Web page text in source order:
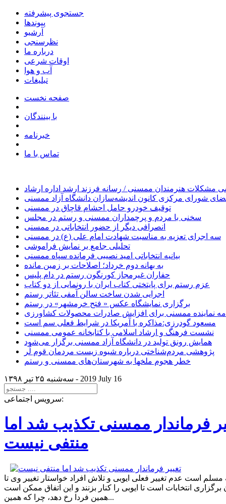
جستجوی پیشرفته
پیوندها
آرشیو
نظرسنجی
درباره ما
اوقات شرعی
آب و هوا
تبلیغات
صفحه نخست
با بینندگان
خبرنامه
تماس با ما
مشکلات هنرمندان ممسنی / رسانه فرزند ارشد اداره ارشاد
شورای مرکزی کانون اندیشه‌سازان دانشگاه آزاد ممسنی
توقیف خودرو حامل احشام قاچاق در ممسنی
سخنی با مردم و پرچمداران ممسنی و رستم در مجلس
انصرافی دیگر از حضور انتخاباتی در ممسنی
سه اجرای تعزیه به مناسبت شهادت امام علی (ع) در ممسنی
تحلیلی جامع بر نمایش فراموشی
بیانیه انتخاباتی امید نصیبی فرمانده سپاه ممسنی
به بهانه دوم خرداد؛ اصلاحات بر زمین مانده
حفاران غیرمجاز کورنگون رستم در دام پلیس
عزم رستم برای پایتختی کتاب ایران با رونمایی از دو کتاب
اجرایی شدن ساخت سالن آمفی تئاتر رستم
برگزاری نمایشگاه عکس « فتح خرمشهر» در رستم
نماینده ممسنی برای افزایش صادرات محصولات کشاورزی
مسعود گودرزی:مذاکره با آمریکا در شرایط فعلی سم است
نشست فرهنگ و ارشاد اسلامی با کتابخانه عمومی ممسنی
همایش رونق تولید در دانشگاه آزاد ممسنی برگزار می‌شود
پژوهشی مردم‌شناختی درباره شیوه زیست مردمان قوم لُر
خطر هجوم ملخها به شهرستان‌های ممسنی و رستم
سه‌شنبه ۲۵ تير ۱۳۹۸ - 2019 July 16
سرویس اجتماعی:
فرماندار ممسنی تکذیب شد اما
منتفی نیست
مسلم است عدم تغییر فعلی ایوبی و تلاش افراد خواستار تغییر وی تا
برگزاری انتخابات است تا ایوبی را کنار بزنند و این اتفاق ممکن است
همین فردا رخ دهد، چرا که همین...